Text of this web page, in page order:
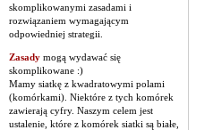
skomplikowanymi zasadami i
rozwiązaniem wymagającym
odpowiedniej strategii.
Zasady mogą wydawać się
skomplikowane :)
Mamy siatkę z kwadratowymi polami
(komórkami). Niektóre z tych komórek
zawierają cyfry. Naszym celem jest
ustalenie, które z komórek siatki są białe,